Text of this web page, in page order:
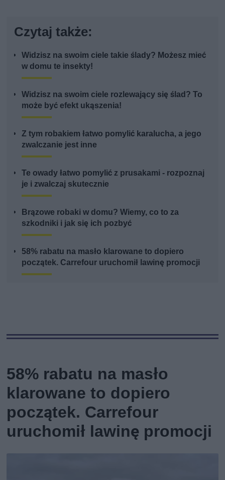
Czytaj także:
Widzisz na swoim ciele takie ślady? Możesz mieć
w domu te insekty!
Widzisz na swoim ciele rozlewający się ślad? To
może być efekt ukąszenia!
Z tym robakiem łatwo pomylić karalucha, a jego
zwalczanie jest inne
Te owady łatwo pomylić z prusakami - rozpoznaj
je i zwalczaj skutecznie
Brązowe robaki w domu? Wiemy, co to za
szkodniki i jak się ich pozbyć
58% rabatu na masło klarowane to dopiero
początek. Carrefour uruchomił lawinę promocji
58% rabatu na masło
klarowane to dopiero
początek. Carrefour
uruchomił lawinę promocji